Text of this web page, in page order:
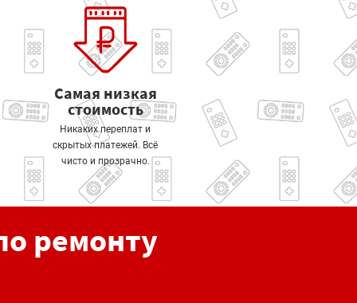
Самая низкая
стоимость
Никаких переплат и
скрытых платежей. Всё
чисто и прозрачно.
ремонту